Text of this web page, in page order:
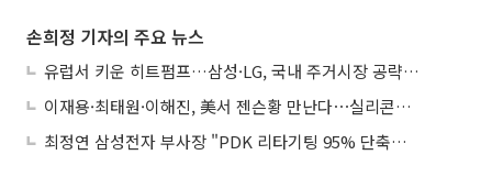
손희정 기자의 주요 뉴스
유럽서 키운 히트펌프…삼성·LG, 국내 주거시장 공략 ‘속도’
이재용·최태원·이해진, 美서 젠슨황 만난다⋯실리콘밸리 집결하는 AI리더
최정연 삼성전자 부사장 "PDK 리타기팅 95% 단축…에이전트 AI 시범 활용"